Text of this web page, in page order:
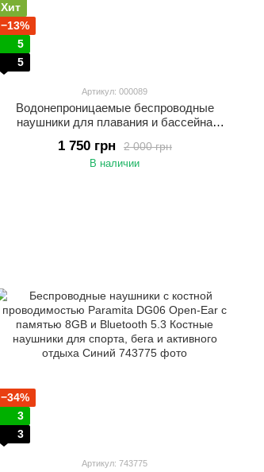
Хит
−13%
5
5
Артикул: 000089
Водонепроницаемые беспроводные
наушники для плавания и бассейна
ГБ Чёрный2 000 грн
1 750 грн
В наличии
−34%
3
3
Артикул: 743775